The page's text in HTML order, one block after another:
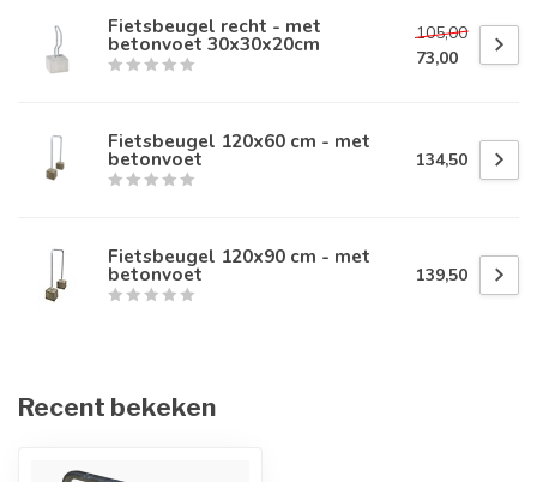
Fietsbeugel recht - met
betonvoet 30x30x20cm
105,00
73,00
Fietsbeugel 120x60 cm - met
betonvoet 134,50
Fietsbeugel 120x90 cm - met
betonvoet 139,50
Recent bekeken